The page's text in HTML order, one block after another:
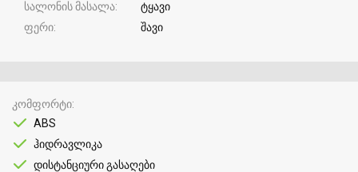
სალონის მასალა
ტყავი
ფერი
შავი
კომფორტი
ABS
ჰიდრავლიკა
დისტანციური გასაღები